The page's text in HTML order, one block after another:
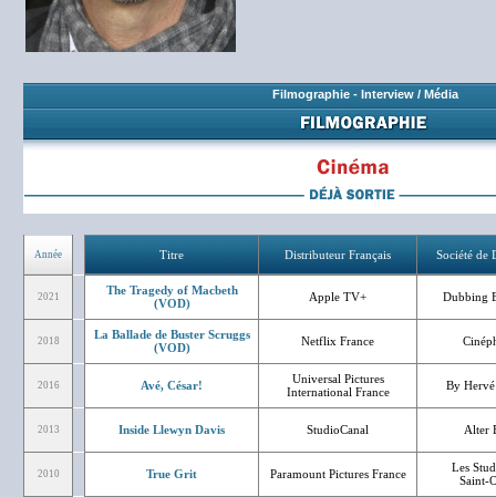
Filmographie - Interview / Média
Année Titre Distributeur Français Société de
2021
The Tragedy of Macbeth
(VOD)
Apple TV+ Dubbing
2018
La Ballade de Buster Scruggs
(VOD)
Netflix France
2016 Avé, César!
Universal Pictures
International France
By
2013 Inside Llewyn Davis StudioCanal Alter
2010 True Grit Paramount Pictures France
Les
Saint-